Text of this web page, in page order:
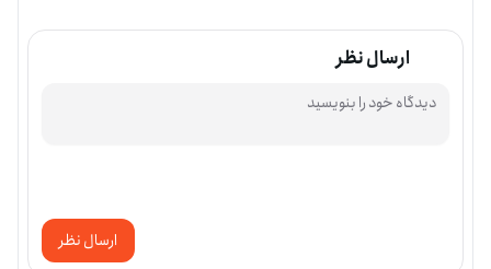
ارسال نظر
ارسال نظر